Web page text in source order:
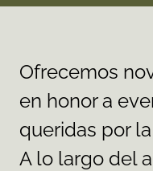
Ofrecemos
en honor a
queridas por
A lo largo del